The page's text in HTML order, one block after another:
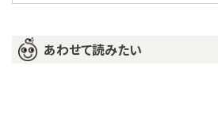
あわせて読みたい